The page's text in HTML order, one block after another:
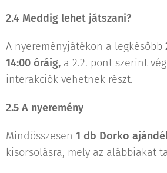
2.4 Meddig lehet játszani?
A nyereményjátékon a legkésőbb
14:00 óráig, a 2.2. pont szerint
interakciók vehetnek részt.
2.5 A nyeremény
Mindösszesen 1 db Dorko
kisorsolásra, mely az alábbiakat